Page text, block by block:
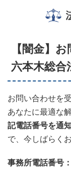
【闇金】
六本木総合
お問い合わせを
あなたに最適な
記電話番号を通
で、今しばらく
事務所電話番